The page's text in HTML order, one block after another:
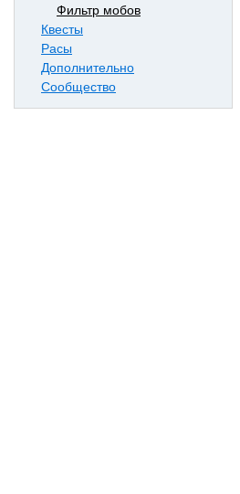
Фильтр мобов
Квесты
Расы
Дополнительно
Сообщество